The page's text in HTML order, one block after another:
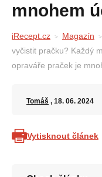
mnohem
iRecept.cz Magazín
vyčistit pračku? Každý
opraváře praček je
Tomáš , 18. 06. 2024
Vytisknout článek